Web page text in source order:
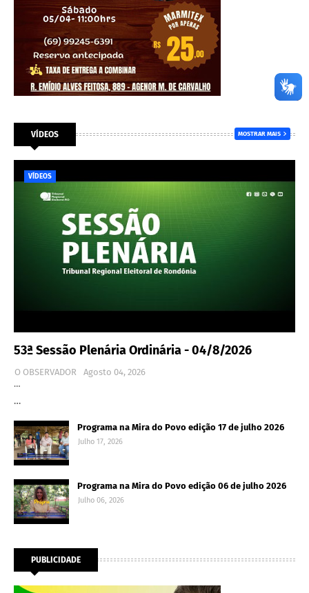
VÍDEOS MOSTRAR MAIS
VÍDEOS
53ª Sessão Plenária Ordinária - 04/8/2026
O OBSERVADOR
Agosto 04, 2026
…
…
Programa na Mira do Povo edição 17 de julho 2026
Julho 17, 2026
Programa na Mira do Povo edição 06 de julho 2026
Julho 06, 2026
PUBLICIDADE